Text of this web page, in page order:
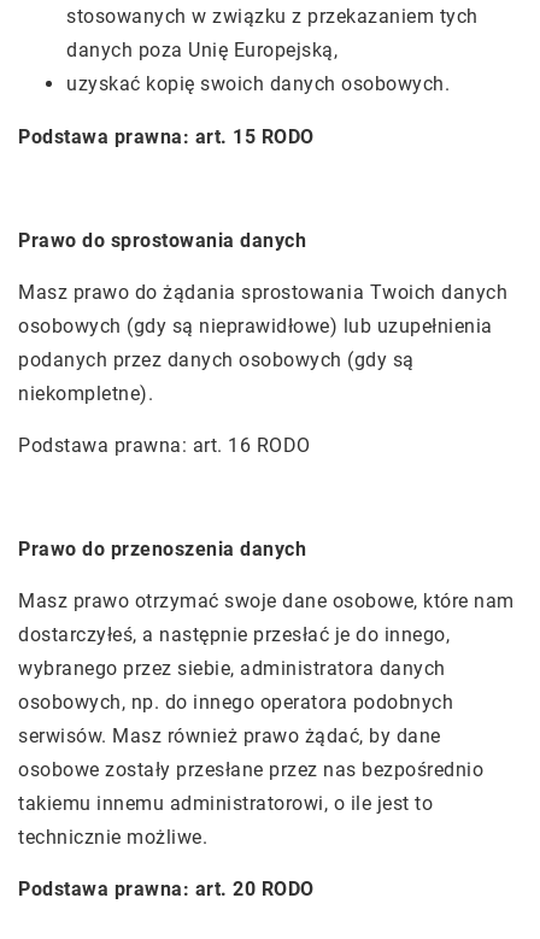
stosowanych w związku z przekazaniem tych
danych poza Unię Europejską,
uzyskać kopię swoich danych osobowych.
Podstawa prawna: art. 15 RODO
Prawo do sprostowania danych
Masz prawo do żądania sprostowania Twoich danych
osobowych (gdy są nieprawidłowe) lub uzupełnienia
podanych przez danych osobowych (gdy są
niekompletne).
Podstawa prawna: art. 16 RODO
Prawo do przenoszenia danych
Masz prawo otrzymać swoje dane osobowe, które nam
dostarczyłeś, a następnie przesłać je do innego,
wybranego przez siebie, administratora danych
osobowych, np. do innego operatora podobnych
serwisów. Masz również prawo żądać, by dane
osobowe zostały przesłane przez nas bezpośrednio
takiemu innemu administratorowi, o ile jest to
technicznie możliwe.
Podstawa prawna: art. 20 RODO